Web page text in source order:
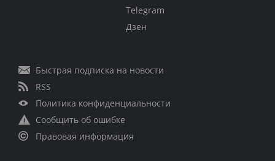
Telegram
Дзен
Быстрая подписка на новости
RSS
Политика конфиденциальности
Сообщить об ошибке
Правовая информация